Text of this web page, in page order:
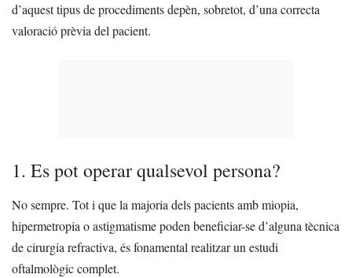
d’aquest tipus de procediments depèn, sobretot, d’una correcta
valoració prèvia del pacient.
1. Es pot operar qualsevol persona?
No sempre. Tot i que la majoria dels pacients amb miopia,
hipermetropia o astigmatisme poden beneficiar-se d’alguna tècnica
de cirurgia refractiva, és fonamental realitzar un estudi
oftalmològic complet.